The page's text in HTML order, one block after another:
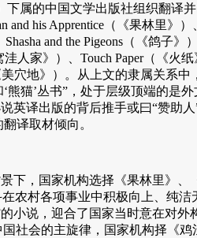
属的中国文学出版社组织翻译
his Apprentice（《果林里》
and the Pigeons（《鸽子》
人家》）、Touch Paper（《火
美穴地》）。从上文的隶属关系
熊猫’丛书”，处于层级顶端的是
英译出版的背后推手或曰“赞助
译取材倾向。
下，国家机构选择《果林里》、
农村各项事业中积极向上、纯
小说，迎合了国家当时意在对外
社会的主旋律，国家机构择《